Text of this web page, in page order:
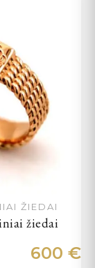
ŽIEDAI
žiedai
600 €